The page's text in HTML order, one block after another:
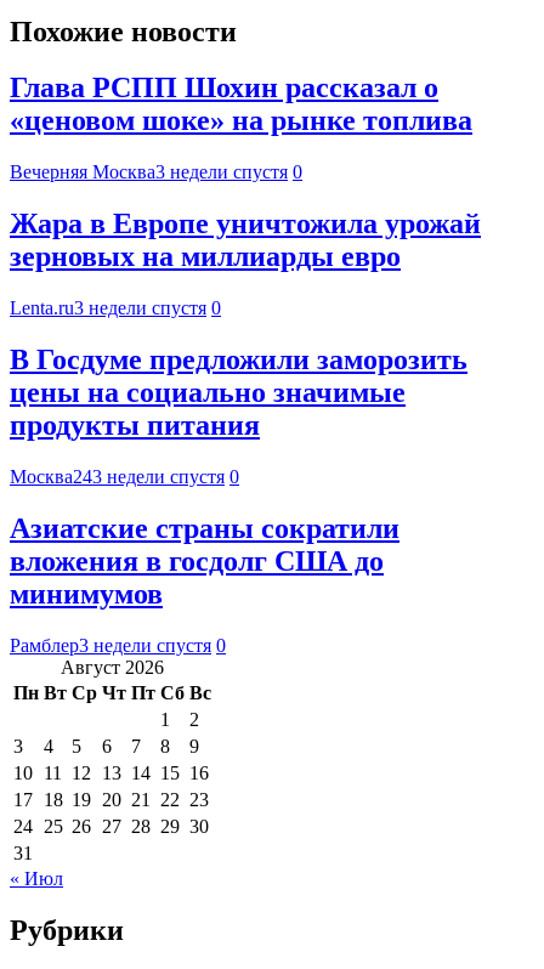
Похожие новости
Глава РСПП Шохин рассказал о
«ценовом шоке» на рынке топлива
Вечерняя Москва3 недели спустя 0
Жара в Европе уничтожила урожай
зерновых на миллиарды евро
Lenta.ru3 недели спустя 0
В Госдуме предложили заморозить
цены на социально значимые
продукты питания
Москва243 недели спустя 0
Азиатские страны сократили
вложения в госдолг США до
минимумов
Рамблер3 недели спустя 0
Август 2026
Пн Вт Ср Чт Пт Сб Вс
1
2
3
4 5 6 7 8
9
10 11 12 13 14 15 16
17 18 19 20 21 22 23
24 25 26 27 28 29 30
31
« Июл
Рубрики